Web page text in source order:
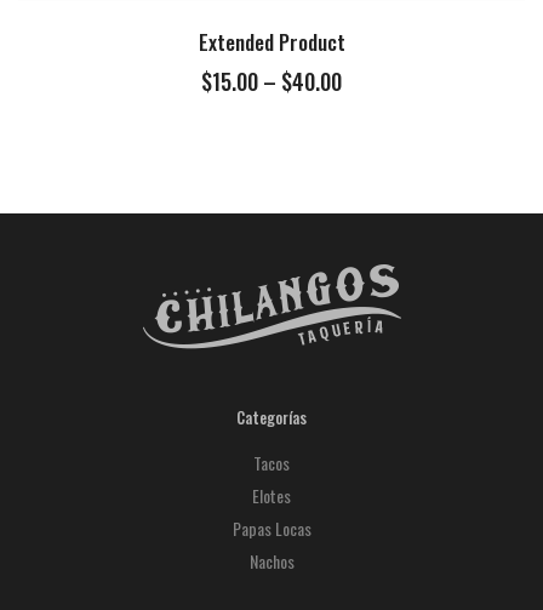
Extended Product
$15.00– $40.00
Categorías
Tacos
Elotes
Papas Locas
Nachos